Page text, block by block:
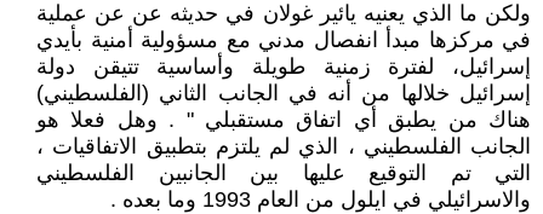
ولكن ما الذي يعنيه يائير غولان في حديثه عن عن عملية
في مركزها مبدأ انفصال مدني مع مسؤولية أمنية بأيدي
إسرائيل، لفترة زمنية طويلة وأساسية تتيقن دولة
إسرائيل خلالها من أنه في الجانب الثاني (الفلسطيني)
هناك من يطبق أي اتفاق مستقبلي " . وهل فعلا هو
الجانب الفلسطيني ، الذي لم يلتزم بتطبيق الاتفاقيات ،
التي تم التوقيع عليها بين الجانبين الفلسطيني
والاسرائيلي في ايلول من العام 1993 وما بعده .